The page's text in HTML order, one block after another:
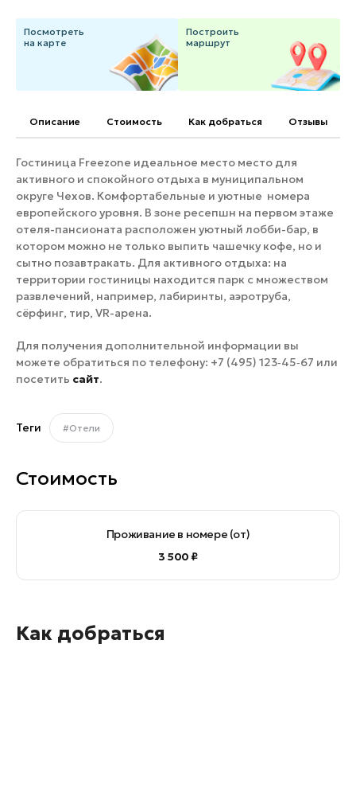
Банные комплексы
Горнолыжные клубы
Спецпроекты
Инвестиционный портал
Федоскинская фабрика
Золотое кольцо России
Войти
Инвесторам
Особо охраняемые
природные территории
Посмотреть
на карте
Построить
маршрут
Описание Cтоимость Как добраться Отзывы
Гостиница Freezone идеальное место место для
активного и спокойного отдыха в муниципальном
округе Чехов. Комфортабельные и уютные номера
европейского уровня. В зоне ресепшн на первом этаже
отеля-пансионата расположен уютный лобби-бар, в
котором можно не только выпить чашечку кофе, но и
сытно позавтракать. Для активного отдыха: на
территории гостиницы находится парк с множеством
развлечений, например, лабиринты, аэротруба,
сёрфинг, тир, VR-арена.
Для получения дополнительной информации вы
можете обратиться по телефону: +7 (495) 123‑45‑67 или
посетить сайт.
Теги #Отели
Стоимость
Проживание в номере (от)
3 500 ₽
Как добраться